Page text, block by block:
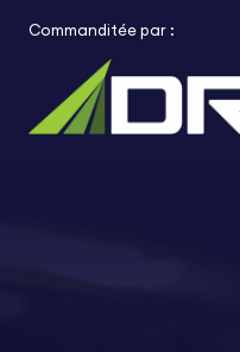
Commanditée par :